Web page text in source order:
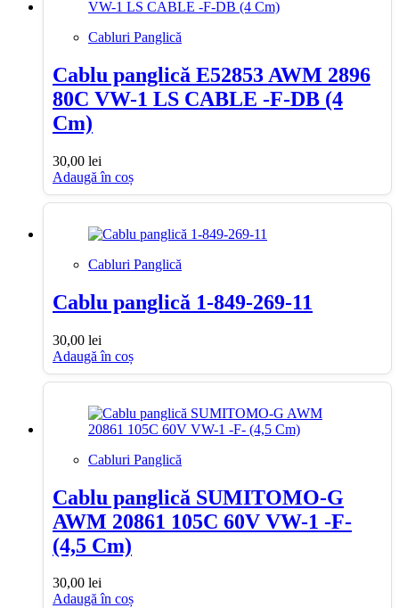
Cabluri Panglică
Cablu panglică E52853 AWM 2896
80C VW-1 LS CABLE -F-DB (4
Cm)
30,00 lei
Adaugă în coș
Cabluri Panglică
Cablu panglică 1-849-269-11
30,00 lei
Adaugă în coș
Cabluri Panglică
Cablu panglică SUMITOMO-G
AWM 20861 105C 60V VW-1 -F-
(4,5 Cm)
30,00 lei
Adaugă în coș